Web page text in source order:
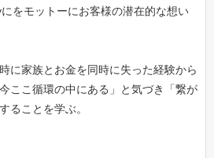
をモットーにお客様の潜在的な想い
に家族とお金を同時に失った経験から
ここ循環の中にある」と気づき「繋が
ることを学ぶ。